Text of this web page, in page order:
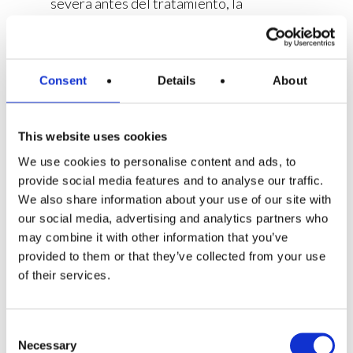
Consent Details About
This website uses cookies
We use cookies to personalise content and ads, to
provide social media features and to analyse our traffic.
We also share information about your use of our site with
our social media, advertising and analytics partners who
may combine it with other information that you’ve
provided to them or that they’ve collected from your use
of their services.
Selection
Necessary
Sobrecarga al morder
En ocasiones el diente queda
genera molestias al cerrar la boca.
Conductos complejos
Algunas piezas dentales tienen
anatomías más complejas, lo que puede
hacer que el proceso inflamatorio dure un
Consejos para